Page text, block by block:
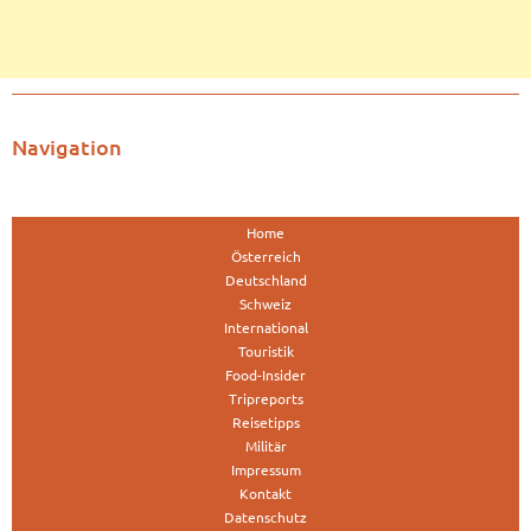
Navigation
Home
Österreich
Deutschland
Schweiz
International
Touristik
Food-Insider
Tripreports
Reisetipps
Militär
Impressum
Kontakt
Datenschutz